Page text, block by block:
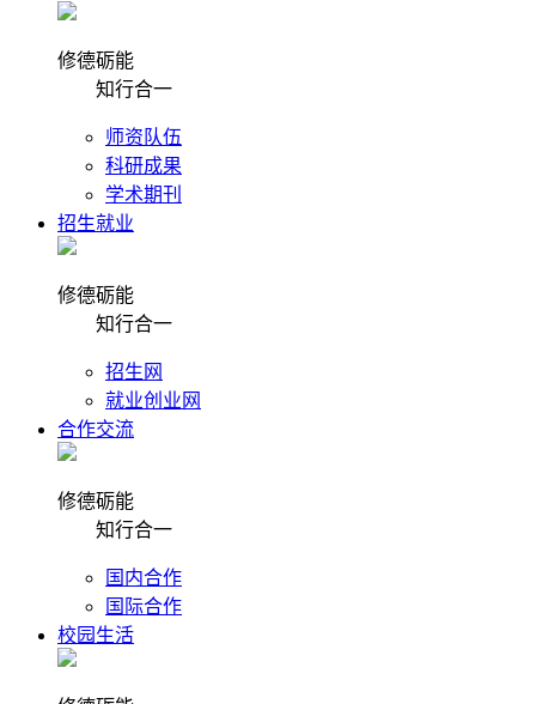
修德砺能
知行合一
师资队伍
科研成果
学术期刊
招生就业
修德砺能
知行合一
招生网
就业创业网
合作交流
修德砺能
知行合一
国内合作
国际合作
校园生活